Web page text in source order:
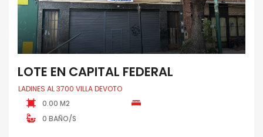
LOTE EN CAPITAL FEDERAL
LADINES AL 3700 VILLA DEVOTO
0.00 M2
0 BAÑO/S